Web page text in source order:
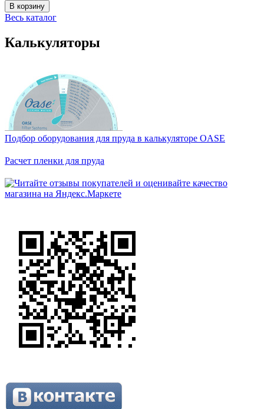
В корзину
Весь каталог
Калькуляторы
Подбор оборудования для пруда в калькуляторе OASE
Расчет пленки для пруда